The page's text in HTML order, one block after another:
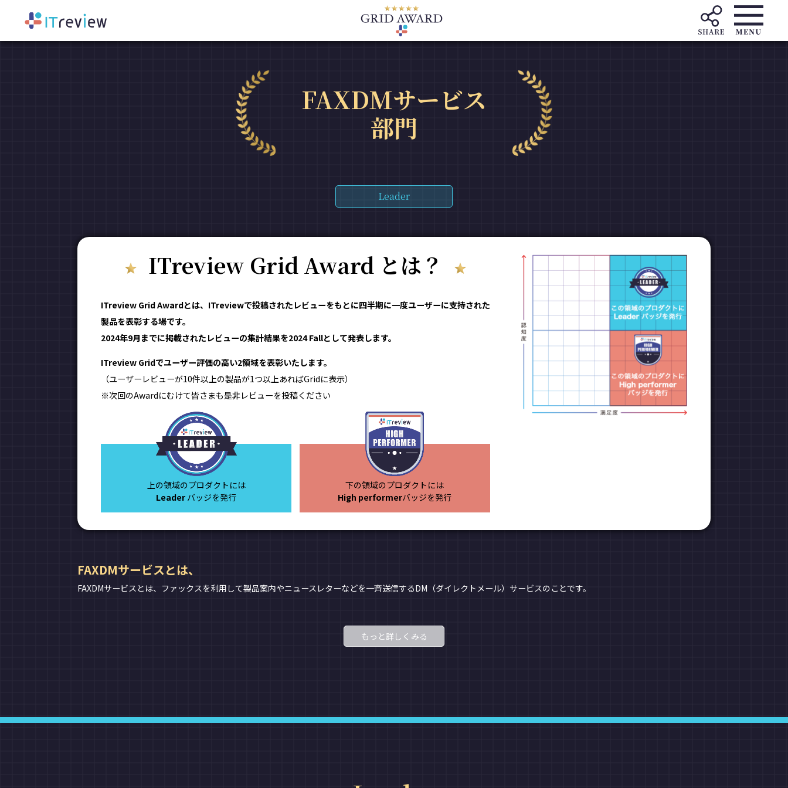
FAXDMサービス
部門
Leader
ITreview Grid Award とは？
ITreview Grid Awardとは、ITreviewで投稿されたレビューをもとに四半期に一度ユーザーに支持された
製品を表彰する場です。
2024年9月までに掲載されたレビューの集計結果を2024 Fallとして発表します。
ITreview Gridでユーザー評価の高い2領域を表彰いたします。
（ユーザーレビューが10件以上の製品が1つ以上あればGridに表示）
※次回のAwardにむけて皆さまも是非レビューを投稿ください
上の領域のプロダクトには
Leader バッジを発行
下の領域のプロダクトには
High performerバッジを発行
FAXDMサービスとは、
FAXDMサービスとは、ファックスを利用して製品案内やニュースレターなどを一斉送信するDM（ダイレクトメール）サービスのことです。
もっと詳しくみる